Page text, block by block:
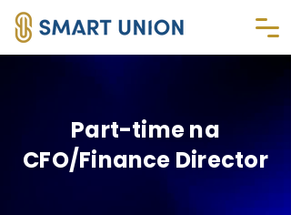
Part-time na
CFO/Finance Director